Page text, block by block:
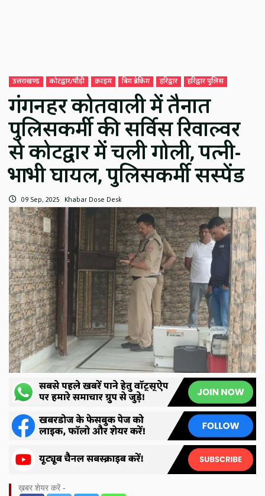
उत्तराखण्ड कोटद्वार/पौड़ी क्राइम बिग ब्रेकिंग हरिद्वार हरिद्वार पुलिस
गंगनहर कोतवाली में तैनात
पुलिसकर्मी की सर्विस रिवाल्वर
से कोटद्वार में चली गोली, पत्नी-
भाभी घायल, पुलिसकर्मी सस्पेंड
09 Sep, 2025 Khabar Dose Desk
ख़बर शेयर करें -